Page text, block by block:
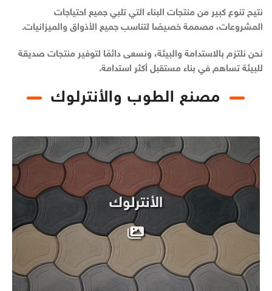
نتيح تنوع كبير من منتجات البناء التي تلبي جميع احتياجات
المشروعات، مصممة خصيصًا لتناسب جميع الأذواق والميزانيات.
نحن نلتزم بالاستدامة والبيئة، ونسعى دائمًا لتوفير منتجات صديقة
للبيئة تساهم في بناء مستقبل أكثر استدامة.
مصنع الطوب والأنترلوك
الأنترلوك